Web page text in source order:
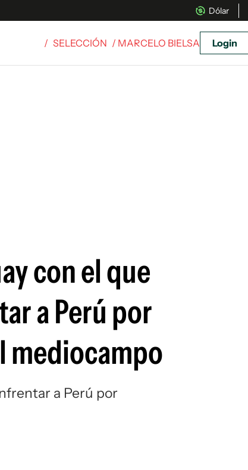
Dólar
Siguenos en:
/ SELECCIÓN / MARCELO BIELSA Login
con el que
a Perú por
mediocampo
a Perú por